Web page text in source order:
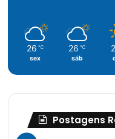
26 ℃
sex
26 ℃
sáb
Postagens